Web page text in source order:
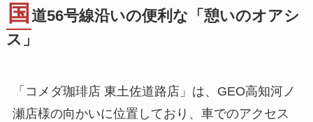
国 道56号線沿いの便利な「憩いのオアシ
ス」
「コメダ珈琲店 東土佐道路店」は、GEO高知河ノ
瀬店様の向かいに位置しており、車でのアクセス